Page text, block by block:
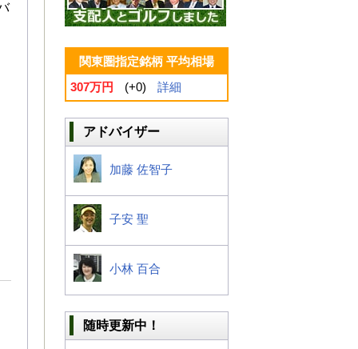
関東圏指定銘柄 平均相場
307万円
(+0) 詳細
アドバイザー
加藤 佐智子
子安 聖
小林 百合
随時更新中！